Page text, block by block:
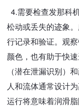
4.需要检查发那科
松动或丢失的迹象
行记录和验证。观
颜色，也有助于快
（潜在泄漏识别）
人和流体通常设计
运行将意味着润滑